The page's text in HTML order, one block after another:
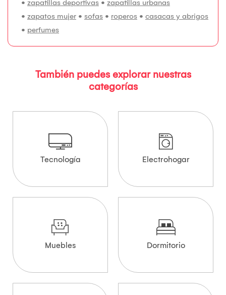
• zapatillas deportivas • zapatillas urbanas
• zapatos mujer • sofas • roperos • casacas y abrigos
• perfumes
También puedes explorar nuestras
categorías
Tecnología Electrohogar
Muebles Dormitorio